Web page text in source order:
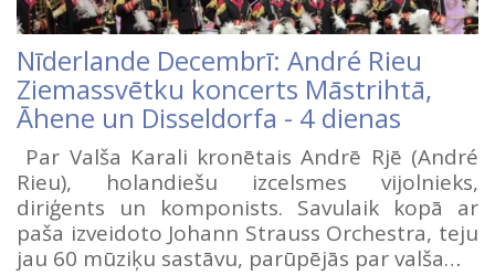
Nīderlande Decembrī: André Rieu
Ziemassvētku koncerts Māstrihtā,
Āhene un Disseldorfa - 4 dienas
Par Valša Karali kronētais Andrē Rjē (André
Rieu), holandiešu izcelsmes vijolnieks,
diriģents un komponists. Savulaik kopā ar
paša izveidoto Johann Strauss Orchestra, teju
jau 60 mūziķu sastāvu, parūpējās par valša…